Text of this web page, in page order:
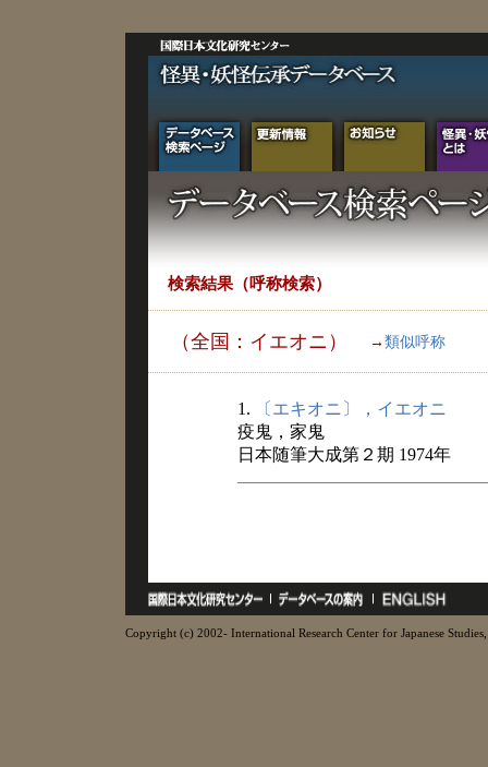
検索結果（呼称検索）
（全国：イエオニ） → 類似呼称
1.
〔エキオニ〕，イエオニ
疫鬼，家鬼
日本随筆大成第２期 1974年
Copyright (c) 2002- International Research Center for Japanese